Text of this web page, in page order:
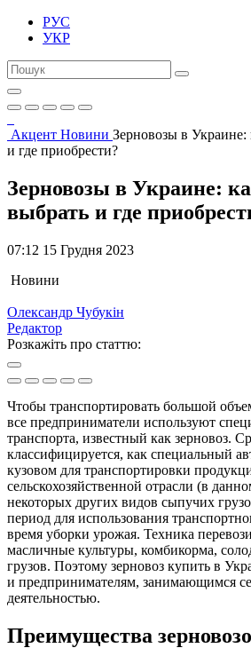
РУС
УКР
Акцент Новини Зерновозы в
и где приобрести?
Зерновозы в Украине:
выбрать и где
07:12 15 Грудня 2023
Новини
Олександр Чубукін
Редактор
Розкажіть про статтю:
Чтобы транспортировать большой
все предприниматели используют
транспорта, известный как зерновоз.
классифицируется, как специальный
кузовом для транспортировки
сельскохозяйственной отрасли (в
некоторых других видов сыпучих
период для использования
время уборки урожая. Техника
масличные культуры, комбикорма,
грузов. Поэтому зерновоз купить в
и предпринимателям, занимающимся
деятельностью.
Преимущества